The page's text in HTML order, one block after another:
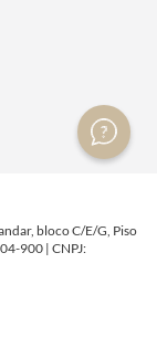
bloco C/E/G, Piso
900 | CNPJ: